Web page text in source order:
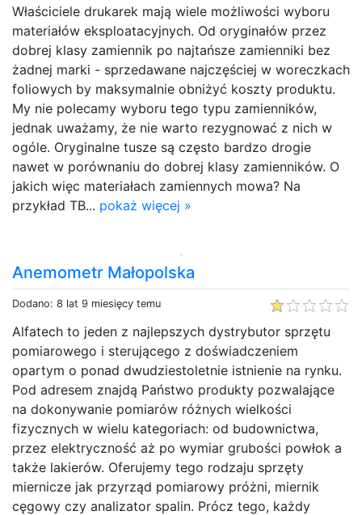
Właściciele drukarek mają wiele możliwości wyboru
materiałów eksploatacyjnych. Od oryginałów przez
dobrej klasy zamiennik po najtańsze zamienniki bez
żadnej marki - sprzedawane najczęściej w woreczkach
foliowych by maksymalnie obniżyć koszty produktu.
My nie polecamy wyboru tego typu zamienników,
jednak uważamy, że nie warto rezygnować z nich w
ogóle. Oryginalne tusze są często bardzo drogie
nawet w porównaniu do dobrej klasy zamienników. O
jakich więc materiałach zamiennych mowa? Na
przykład TB... pokaż więcej »
Anemometr Małopolska
Dodano: 8 lat 9 miesięcy temu
Alfatech to jeden z najlepszych dystrybutor sprzętu
pomiarowego i sterującego z doświadczeniem
opartym o ponad dwudziestoletnie istnienie na rynku.
Pod adresem znajdą Państwo produkty pozwalające
na dokonywanie pomiarów różnych wielkości
fizycznych w wielu kategoriach: od budownictwa,
przez elektryczność aż po wymiar grubości powłok a
także lakierów. Oferujemy tego rodzaju sprzęty
miernicze jak przyrząd pomiarowy próżni, miernik
cęgowy czy analizator spalin. Prócz tego, każdy